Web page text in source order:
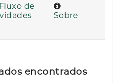
Fluxo de
Sobre
encontrados